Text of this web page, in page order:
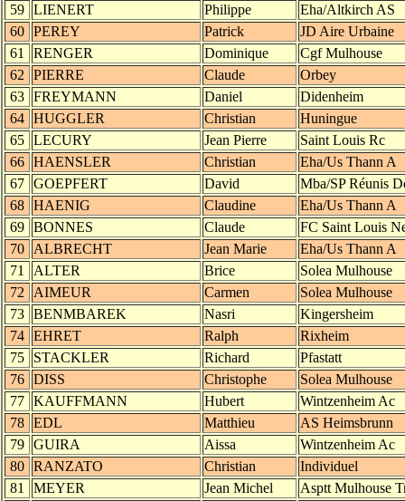
59
LIENERT Philippe
Eha/Altkirch AS
60
PEREY Patrick
JD Aire Urbaine
61
RENGER Dominique
Cgf Mulhouse
62
PIERRE Claude
Orbey
63
FREYMANN Daniel
Didenheim
64
HUGGLER Christian
Huningue
65
LECURY Jean Pierre
Saint Louis Rc
66
HAENSLER Christian
Eha/Us Thann A
67
GOEPFERT David
Mba/SP Réunis
68
HAENIG Claudine
Eha/Us Thann A
69
BONNES Claude
FC Saint Louis
70
ALBRECHT Jean Marie
Eha/Us Thann A
71
ALTER Brice
Solea Mulhouse
72
AIMEUR Carmen
Solea Mulhouse
73
BENMBAREK Nasri
Kingersheim
74
EHRET Ralph
Rixheim
75
STACKLER Richard
Pfastatt
76
DISS Christophe
Solea Mulhouse
77
KAUFFMANN Hubert
Wintzenheim Ac
78
EDL Matthieu
AS Heimsbrunn
79
GUIRA Aissa
Wintzenheim Ac
80
RANZATO Christian
Individuel
81
MEYER Jean Michel
Asptt Mulhouse